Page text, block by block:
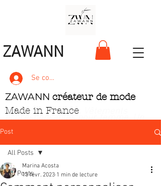
ZAWANN
Se connecter
ZAWANN créateur de mode
Made in France
écoresponsables pour femme. Un
Post
All Posts
All Posts
Marina Acosta
13 févr. 2023 1 min de lecture